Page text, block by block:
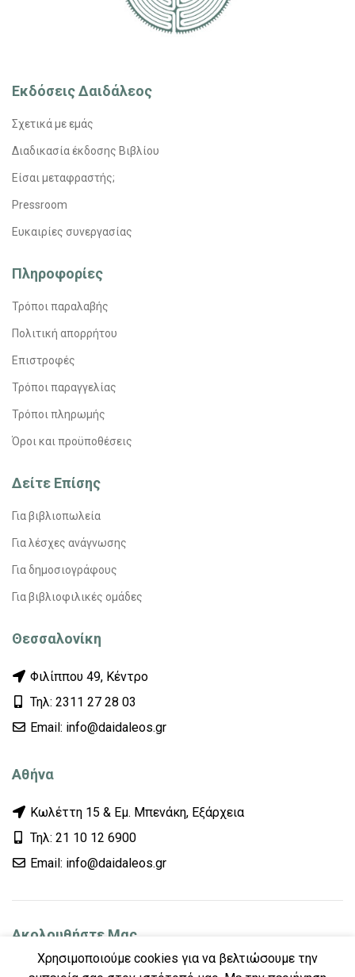
Εκδόσεις Δαιδάλεος
Σχετικά με εμάς
Διαδικασία έκδοσης Βιβλίου
Είσαι μεταφραστής;
Pressroom
Ευκαιρίες συνεργασίας
Πληροφορίες
Τρόποι παραλαβής
Πολιτική απορρήτου
Επιστροφές
Τρόποι παραγγελίας
Τρόποι πληρωμής
Όροι και προϋποθέσεις
Δείτε Επίσης
Για βιβλιοπωλεία
Για λέσχες ανάγνωσης
Για δημοσιογράφους
Για βιβλιοφιλικές ομάδες
Θεσσαλονίκη
Φιλίππου 49, Κέντρο
Τηλ: 2311 27 28 03
Εmail: info@daidaleos.gr
Αθήνα
Κωλέττη 15 & Εμ. Μπενάκη, Εξάρχεια
Τηλ: 21 10 12 6900
Εmail: info@daidaleos.gr
Ακολουθήστε Μας
Χρησιμοποιούμε cookies για να βελτιώσουμε την